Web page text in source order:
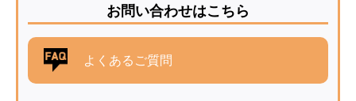
お問い合わせはこちら
よくあるご質問